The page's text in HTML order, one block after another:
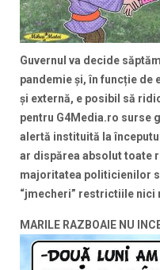
Guvernul va decide
pandemie și, în funcție de
și externă, e posibil să
pentru G4Media.ro surse
alertă instituită la
ar dispărea absolut toate
majoritatea politicienilor
“jmecheri” restrictiile nici
MARILE RAZBOAIE NU